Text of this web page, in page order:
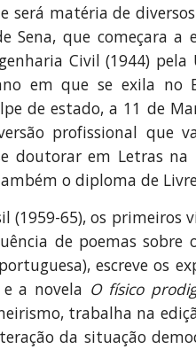
será matéria de
Sena, que começara a
Civil (1944)
em que se exila no
de estado, a 11 de
profissional que
doutorar em Letras na
o diploma de
(1959-65), os
de poemas sobre
escreve os
a novela O físico
trabalha na
da situação